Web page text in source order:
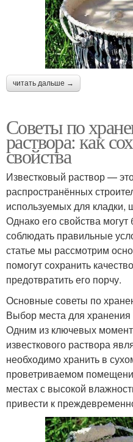
читать дальше →
Советы по
раствора: как
свойства
Известковый раствор —
распространённых
используемых для кладки,
Однако его свойства
соблюдать правильные
статье мы рассмотрим
помогут сохранить
предотвратить его порчу.
Основные советы по
Выбор места для хранения
Одним из ключевых
известкового раствора
необходимо хранить в
проветриваемом
местах с высокой
привести к